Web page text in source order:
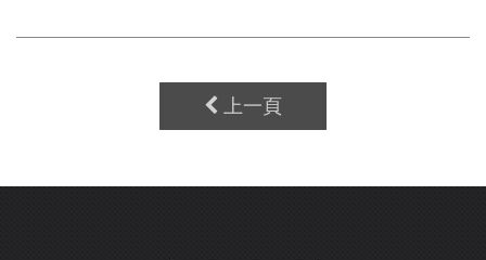
上一頁